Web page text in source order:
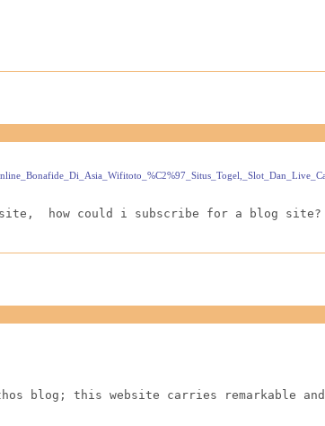
how could i subscribe for a blog
this website carries remarkable